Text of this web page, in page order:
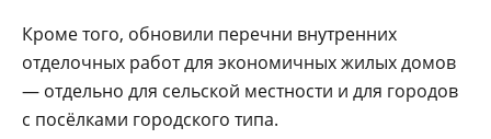
Кроме того, обновили перечни внутренних
отделочных работ для экономичных жилых домов
— отдельно для сельской местности и для городов
с посёлками городского типа.